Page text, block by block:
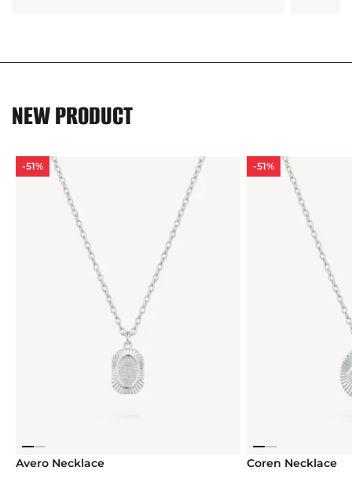
NEW PRODUCT
-51%
Avero Necklace
-51%
Coren Necklace